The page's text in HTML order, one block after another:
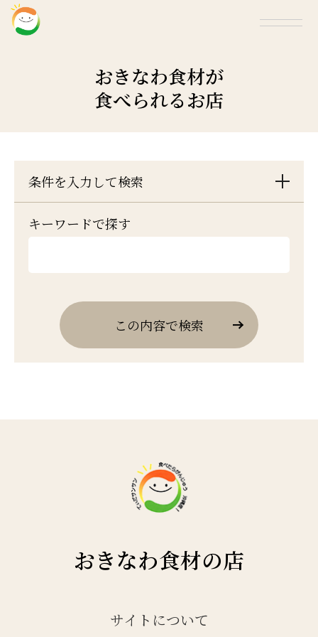
おきなわ食材が
食べられるお店
条件を入力して検索
キーワードで探す
この内容で検索
おきなわ食材の店
サイトについて